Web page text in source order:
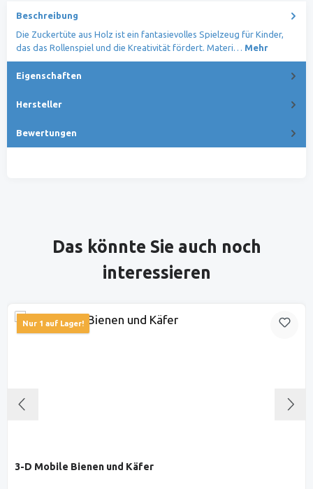
Beschreibung
Die Zuckertüte aus Holz ist ein fantasievolles Spielzeug für Kinder,
das das Rollenspiel und die Kreativität fördert. Materi… Mehr
Eigenschaften
Hersteller
Bewertungen
Produktgalerie überspringen
Das könnte Sie auch noch
interessieren
Nur 1 auf Lager!
3-D Mobile Bienen und Käfer